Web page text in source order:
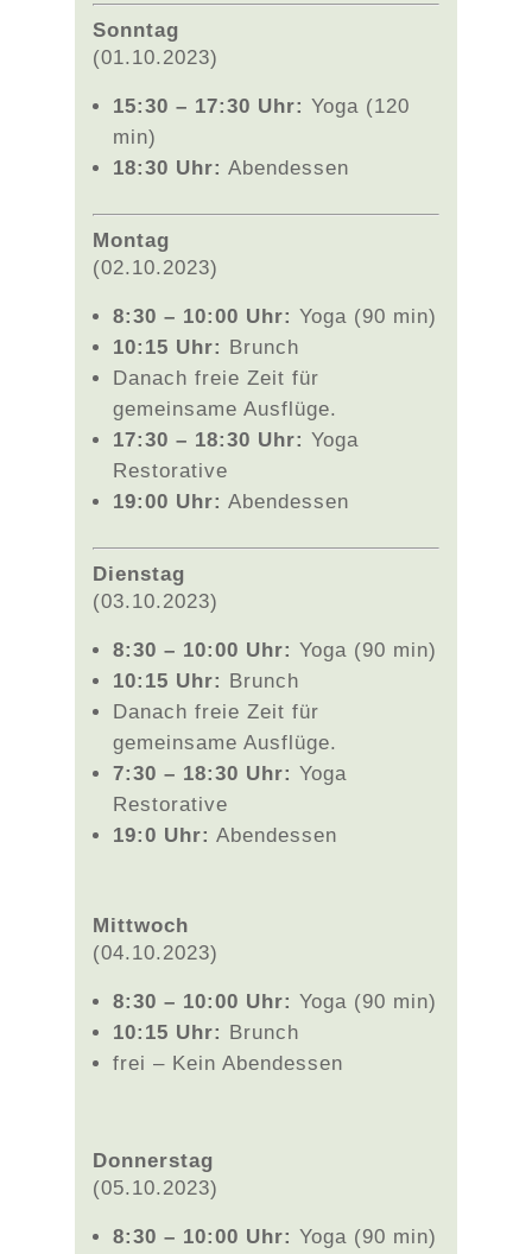
Sonntag
(01.10.2023)
15:30 – 17:30 Uhr: Yoga (120
min)
18:30 Uhr: Abendessen
Montag
(02.10.2023)
8:30 – 10:00 Uhr: Yoga (90 min)
10:15 Uhr: Brunch
Danach freie Zeit für
gemeinsame Ausflüge.
17:30 – 18:30 Uhr: Yoga
Restorative
19:00 Uhr: Abendessen
Dienstag
(03.10.2023)
8:30 – 10:00 Uhr: Yoga (90 min)
10:15 Uhr: Brunch
Danach freie Zeit für
gemeinsame Ausflüge.
7:30 – 18:30 Uhr: Yoga
Restorative
19:0 Uhr: Abendessen
Mittwoch
(04.10.2023)
8:30 – 10:00 Uhr: Yoga (90 min)
10:15 Uhr: Brunch
frei – Kein Abendessen
Donnerstag
(05.10.2023)
8:30 – 10:00 Uhr: Yoga (90 min)